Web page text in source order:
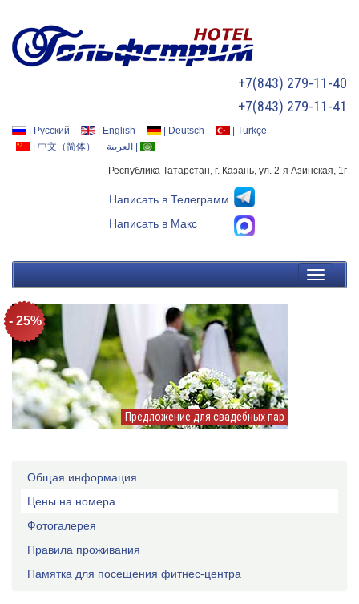
+7(843) 279-11-40
+7(843) 279-11-41
Русский English Deutsch
Türkçe
中文（简体） العربية
Республика Татарстан, г. Казань, ул. 2-я Азинская, 1г
Написать в Телеграмм
Написать в Макс
- 25%
Предложение для свадебных пар
Общая информация
Цены на номера
Фотогалерея
Правила проживания
Памятка для посещения фитнес-центра